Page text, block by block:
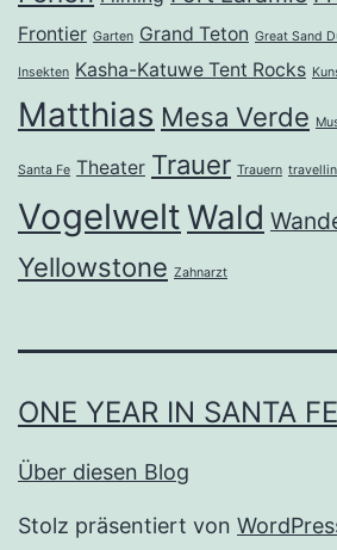
Frontier Garten Grand Teton Great Sand
Insekten Kasha-Katuwe Tent Rocks
Matthias Mesa Verde
Santa Fe Theater Trauer Trauern
VogelweltWald
Yellowstone Zahnarzt
ONE YEAR IN SANTA FE
Über diesen Blog
Stolz präsentiert von